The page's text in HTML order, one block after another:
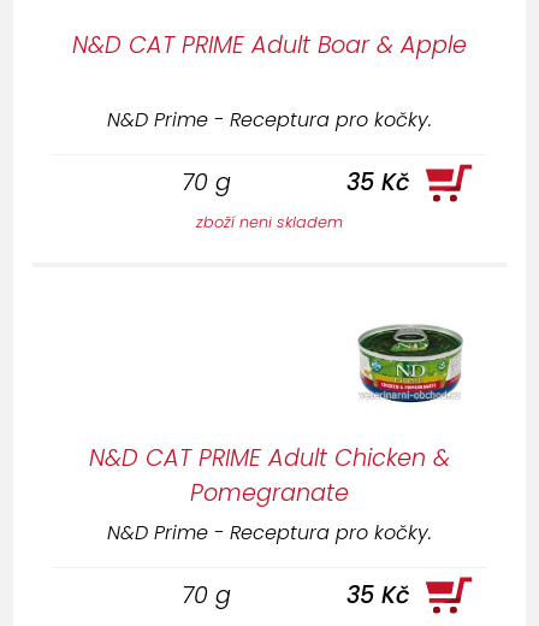
N&D CAT PRIME Adult Boar & Apple
N&D Prime - Receptura pro kočky.
70 g 35 Kč
zboží neni skladem
N&D CAT PRIME Adult Chicken &
Pomegranate
N&D Prime - Receptura pro kočky.
70 g 35 Kč